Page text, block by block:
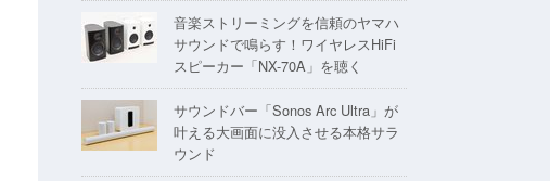
音楽ストリーミングを信頼のヤマハ
サウンドで鳴らす！ワイヤレスHiFi
スピーカー「NX-70A」を聴く
サウンドバー「Sonos Arc Ultra」が
叶える大画面に没入させる本格サラ
ウンド